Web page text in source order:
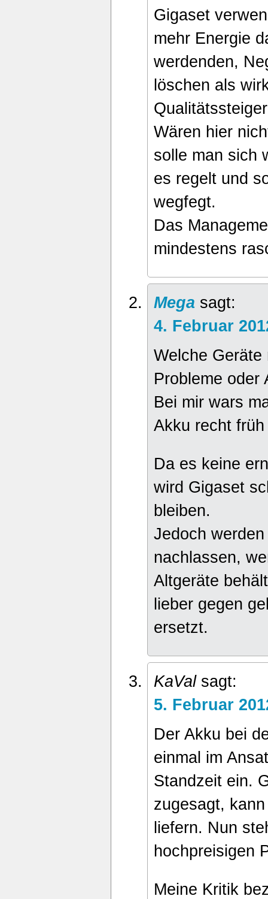
Gigaset
mehr Energie
werdenden,
löschen als
Wären hier
solle man sich
es regelt und
wegfegt.
Das
mindestens
Mega sagt:
4. Februar
Welche Geräte
Probleme oder
Bei mir wars
Akku recht
Da es keine
wird Gigaset
bleiben.
Jedoch
nachlassen,
Altgeräte
lieber gegen
ersetzt.
KaVal sagt:
5. Februar
Der Akku bei
einmal im
Standzeit ein.
zugesagt,
liefern. Nun
hochpreisigen
Meine Kritik